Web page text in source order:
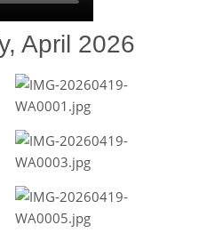
April 2026